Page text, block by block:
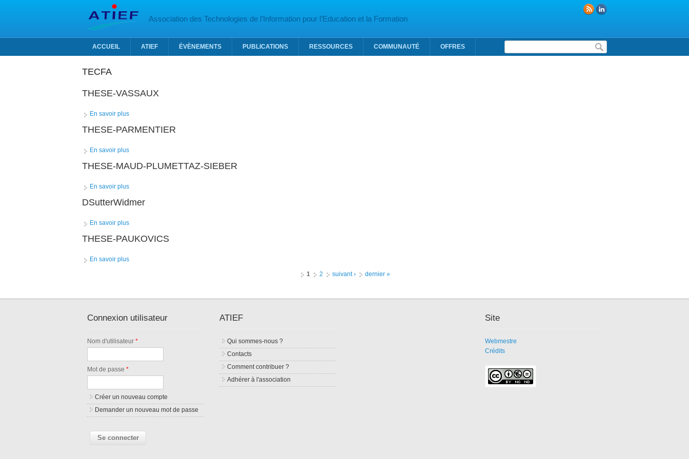
Association des Technologies de l’Information pour l’Education et la Formation
Formulaire de recherche
ACCUEIL ATIEF ÉVÈNEMENTS PUBLICATIONS RESSOURCES COMMUNAUTÉ OFFRES
TECFA
THESE-VASSAUX
En savoir plus
THESE-PARMENTIER
En savoir plus
THESE-MAUD-PLUMETTAZ-SIEBER
En savoir plus
DSutterWidmer
En savoir plus
THESE-PAUKOVICS
En savoir plus
1 2 suivant › dernier »
Connexion utilisateur
Nom d'utilisateur*
Mot de passe*
Créer un nouveau compte
Demander un nouveau mot de passe
ATIEF
Qui sommes-nous ?
Contacts
Comment contribuer ?
Adhérer à l'association
Site
Webmestre
Crédits